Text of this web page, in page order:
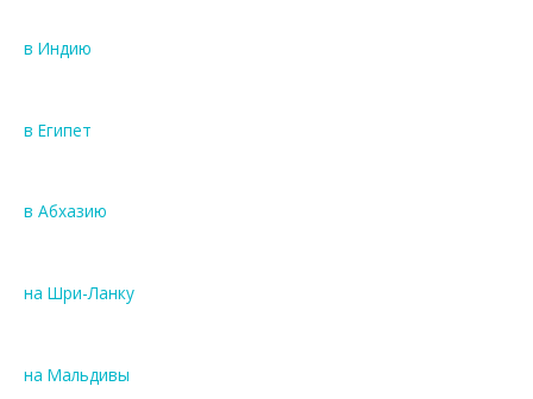
в Индию
в Египет
в Абхазию
на Шри-Ланку
на Мальдивы